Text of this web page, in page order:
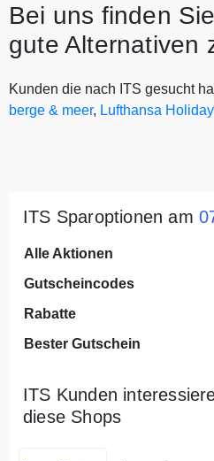
Bei uns finden
gute Alternativen
Kunden die nach ITS gesucht
berge & meer, Lufthansa
ITS Sparoptionen am
Alle Aktionen
Gutscheincodes
Rabatte
Bester Gutschein
ITS Kunden
diese Shops